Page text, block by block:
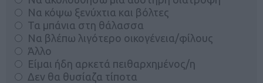
Να κόψω ξενύχτια και βόλτες
Τα μπάνια στη θάλασσα
Να βλέπω λιγότερο οικογένεια/φίλους
Άλλο
Είμαι ήδη αρκετά πειθαρχημένος/η
Δεν θα θυσίαζα τίποτα